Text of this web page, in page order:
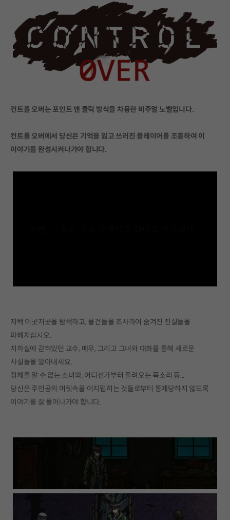
컨트롤 오버는 포인트 앤 클릭 방식을 차용한 비주얼 노벨입니다.
컨트롤 오버에서 당신은 기억을 잃고 쓰러진 플레이어를 조종하여 이
이야기를 완성시켜나가야 합니다.
저택 이곳저곳을 탐색하고, 물건들을 조사하여 숨겨진 진실들을
파헤치십시오.
지하실에 갇혀있던 교수, 배우, 그리고 그녀와 대화를 통해 새로운
사실들을 알아내세요.
정체를 알 수 없는 소녀와, 어디선가부터 들려오는 목소리 등...
당신은 주인공의 머릿속을 어지럽히는 것들로부터 통제당하지 않도록
이야기를 잘 풀어나가야 합니다.